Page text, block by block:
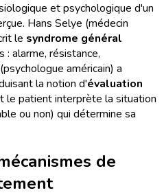
et psychologique d'un
Hans Selye (médecin
le syndrome général
: alarme, résistance,
américain) a
la notion d'évaluation
le patient interprète la situation
ou non) qui détermine sa
de